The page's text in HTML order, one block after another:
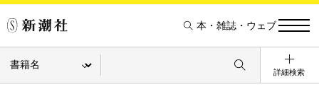
本・雑誌・ウェブ
詳細検索